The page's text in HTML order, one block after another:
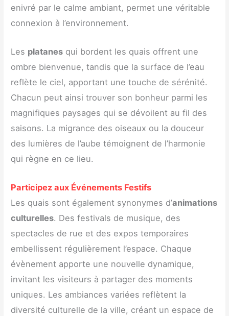
enivré par le calme ambiant, permet une véritable
connexion à l’environnement.
Les platanes qui bordent les quais offrent une
ombre bienvenue, tandis que la surface de l’eau
reflète le ciel, apportant une touche de sérénité.
Chacun peut ainsi trouver son bonheur parmi les
magnifiques paysages qui se dévoilent au fil des
saisons. La migrance des oiseaux ou la douceur
des lumières de l’aube témoignent de l’harmonie
qui règne en ce lieu.
Participez aux Événements Festifs
Les quais sont également synonymes d’animations
culturelles. Des festivals de musique, des
spectacles de rue et des expos temporaires
embellissent régulièrement l’espace. Chaque
évènement apporte une nouvelle dynamique,
invitant les visiteurs à partager des moments
uniques. Les ambiances variées reflètent la
diversité culturelle de la ville, créant un espace de